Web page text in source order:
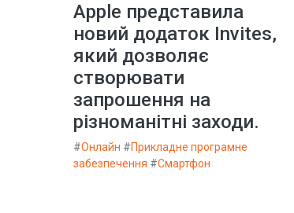
Apple представила
новий додаток Invites,
який дозволяє
створювати
запрошення на
різноманітні заходи.
#Онлайн #Прикладне програмне
забезпечення #Смартфон